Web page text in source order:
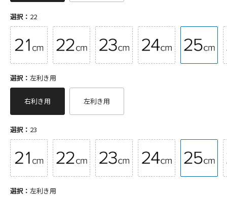
選択： 22
選択： 左利き用
右利き用 左利き用
選択： 23
選択： 左利き用